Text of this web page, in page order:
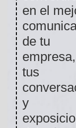
en el
de tu
empresa,
tus
y